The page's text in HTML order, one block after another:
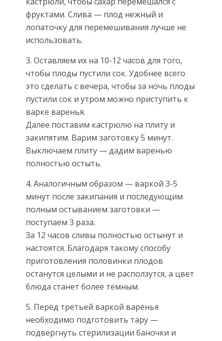
фруктами. Слива — плод нежный и
лопаточку для перемешивания лучше не
использовать.
Оставляем их на 10-12 часов для того,
чтобы плоды пустили сок. Удобнее всего
это сделать с вечера, чтобы за ночь плоды
пустили сок и утром можно приступить к
варке варенья.
Далее поставим кастрюлю на плиту и
закипятим. Варим заготовку 5 минут.
Выключаем плиту — дадим варенью
полностью остыть.
Аналогичным образом — варкой 3-5
минут после закипания и последующим
полным остыванием заготовки —
поступаем 3 раза.
За 12 часов сливы полностью остынут и
настоятся. Благодаря такому способу
приготовления половинки плодов
останутся целыми и не расползутся, а цвет
блюда станет более темным.
Перед третьей варкой варенья
необходимо подготовить тару —
подвергнуть стерилизации баночки и